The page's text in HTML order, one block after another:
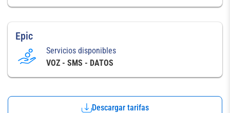
Epic
Servicios disponibles
VOZ - SMS - DATOS
Descargar tarifas